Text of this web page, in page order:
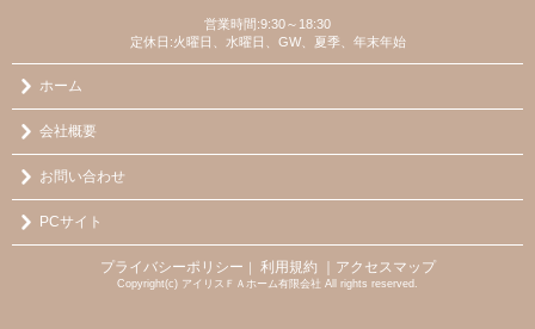
営業時間:9:30～18:30
定休日:火曜日、水曜日、GW、夏季、年末年始
ホーム
会社概要
お問い合わせ
PCサイト
プライバシーポリシー ｜ 利用規約 ｜アクセスマップ
Copyright(c) アイリスＦＡホーム有限会社 All rights reserved.